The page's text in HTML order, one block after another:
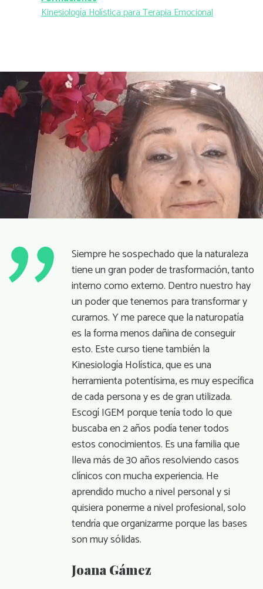
Kinesiología Holística para Terapia Emocional
Siempre he sospechado que la naturaleza
tiene un gran poder de trasformación, tanto
interno como externo. Dentro nuestro hay
un poder que tenemos para transformar y
curarnos. Y me parece que la naturopatía
es la forma menos dañina de conseguir
esto. Este curso tiene también la
Kinesiología Holística, que es una
herramienta potentísima, es muy específica
de cada persona y es de gran utilizada.
Escogí IGEM porque tenía todo lo que
buscaba en 2 años podía tener todos
estos conocimientos. Es una familia que
lleva más de 30 años resolviendo casos
clínicos con mucha experiencia. He
aprendido mucho a nivel personal y si
quisiera ponerme a nivel profesional, solo
tendría que organizarme porque las bases
son muy sólidas.
Joana Gámez